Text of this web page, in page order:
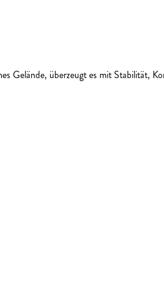
Gelände, überzeugt es mit Stabilität,